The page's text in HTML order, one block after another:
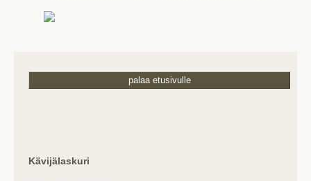
palaa etusivulle
Kävijälaskuri